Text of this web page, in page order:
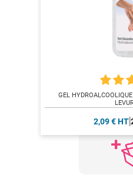
GEL
2,09 € HT